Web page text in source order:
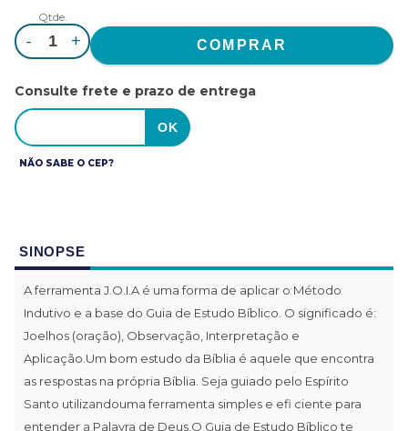
Qtde.
- +
Consulte frete e prazo de entrega
NÃO SABE O CEP?
SINOPSE
A ferramenta J.O.I.A é uma forma de aplicar o Método
Indutivo e a base do Guia de Estudo Bíblico. O significado é:
Joelhos (oração), Observação, Interpretação e
Aplicação.Um bom estudo da Bíblia é aquele que encontra
as respostas na própria Bíblia. Seja guiado pelo Espírito
Santo utilizandouma ferramenta simples e efi ciente para
entender a Palavra de Deus.O Guia de Estudo Bíblico te